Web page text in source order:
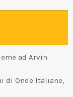
ad Arvin
di Onde Italiane,